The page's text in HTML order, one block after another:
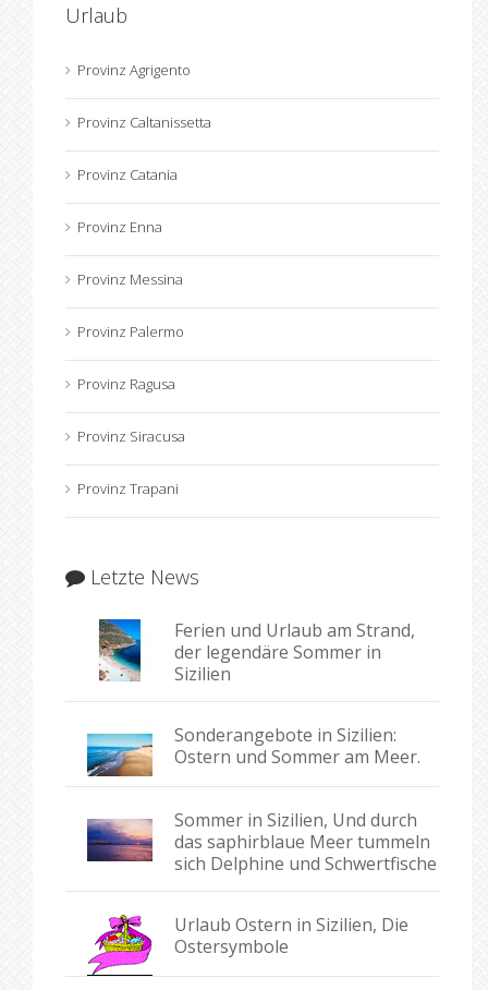
Urlaub
Provinz Agrigento
Provinz Caltanissetta
Provinz Catania
Provinz Enna
Provinz Messina
Provinz Palermo
Provinz Ragusa
Provinz Siracusa
Provinz Trapani
Letzte News
Ferien und Urlaub am Strand,
der legendäre Sommer in
Sizilien
Sonderangebote in Sizilien:
Ostern und Sommer am Meer.
Sommer in Sizilien, Und durch
das saphirblaue Meer tummeln
sich Delphine und Schwertfische
Urlaub Ostern in Sizilien, Die
Ostersymbole